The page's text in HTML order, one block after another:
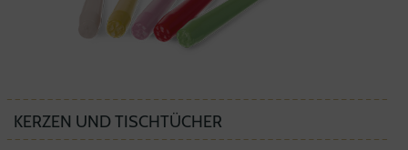
KERZEN UND TISCHTÜCHER